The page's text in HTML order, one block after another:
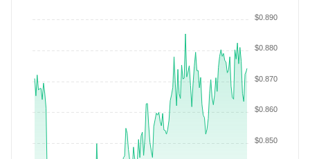
$0.850
$0.860
$0.870
$0.880
$0.890